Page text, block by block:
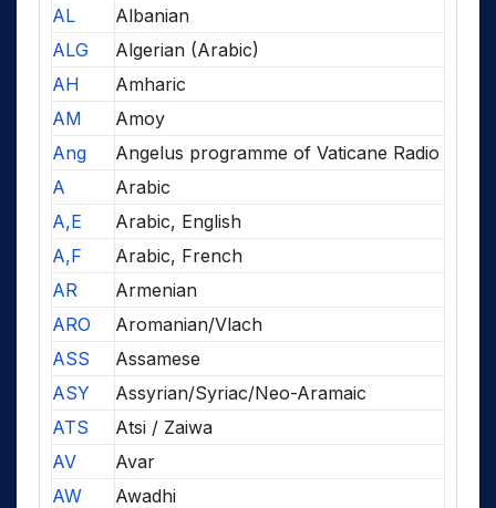
AL
Albanian
ALG
Algerian (Arabic)
AH
Amharic
AM
Amoy
Ang
Angelus programme of Vaticane Radio
A
Arabic
A,E
Arabic, English
A,F
Arabic, French
AR
Armenian
ARO
Aromanian/Vlach
ASS
Assamese
ASY
Assyrian/Syriac/Neo-Aramaic
ATS
Atsi / Zaiwa
AV
Avar
AW
Awadhi